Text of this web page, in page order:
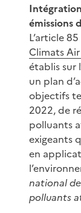
émissions
L’article
Climats
établis sur
un plan
objectifs
2022, de
polluants
exigeants
en
national
polluants